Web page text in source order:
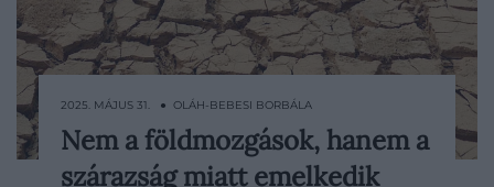
Bizonyos dél-afrikai területeken a föld
évente akár 2 milliméterrel is
2025. MÁJUS 31. ● OLÁH-BEBESI BORBÁLA
Nem a földmozgások, hanem a
szárazság miatt emelkedik